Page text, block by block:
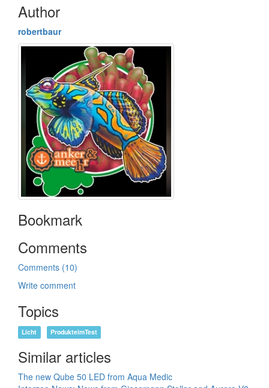
Author
robertbaur
Bookmark
Comments
Comments (10)
Write comment
Topics
Licht ProdukteimTest
Similar articles
The new Qube 50 LED from Aqua Medic